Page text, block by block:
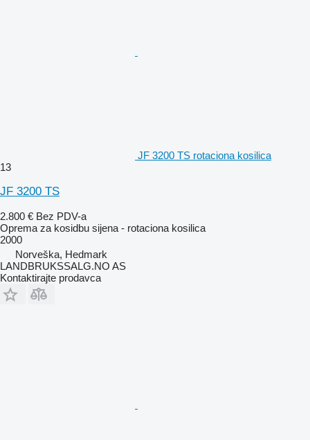
JF 3200 TS rotaciona kosilica
13
JF 3200 TS
2.800 € Bez PDV-a
Oprema za kosidbu sijena - rotaciona kosilica
2000
Norveška, Hedmark
LANDBRUKSSALG.NO AS
Kontaktirajte prodavca